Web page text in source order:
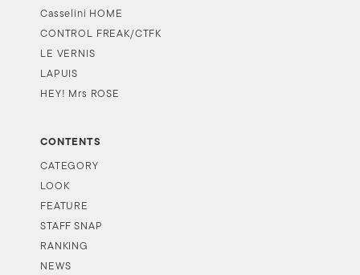
Casselini HOME
CONTROL FREAK/CTFK
LE VERNIS
LAPUIS
HEY! Mrs ROSE
CONTENTS
CATEGORY
LOOK
FEATURE
STAFF SNAP
RANKING
NEWS